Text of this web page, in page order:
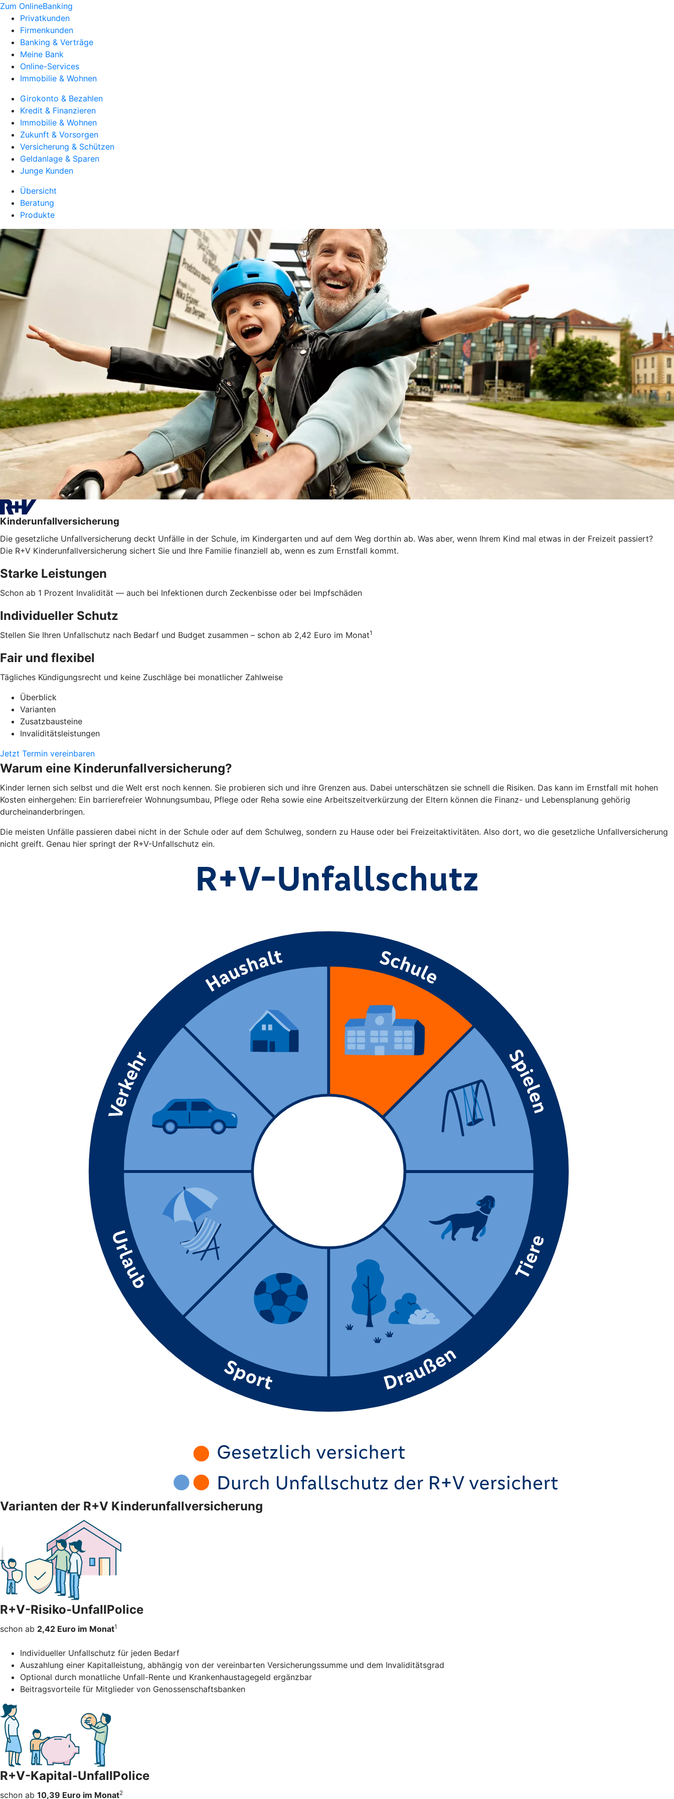
Zum OnlineBanking
Privatkunden
Firmenkunden
Banking & Verträge
Meine Bank
Online-Services
Immobilie & Wohnen
Girokonto & Bezahlen
Kredit & Finanzieren
Immobilie & Wohnen
Zukunft & Vorsorgen
Versicherung & Schützen
Geldanlage & Sparen
Junge Kunden
Übersicht
Beratung
Produkte
Kinderunfallversicherung
Die gesetzliche Unfallversicherung deckt Unfälle in der Schule, im Kindergarten und auf dem Weg dorthin ab. Was aber, wenn Ihrem Kind mal etwas in der Freizeit passiert?
Die R+V Kinderunfallversicherung sichert Sie und Ihre Familie finanziell ab, wenn es zum Ernstfall kommt.
Starke Leistungen
Schon ab 1 Prozent Invalidität — auch bei Infektionen durch Zeckenbisse oder bei Impfschäden
Individueller Schutz
Stellen Sie Ihren Unfallschutz nach Bedarf und Budget zusammen – schon ab 2,42 Euro im Monat1
Fair und flexibel
Tägliches Kündigungsrecht und keine Zuschläge bei monatlicher Zahlweise
Überblick
Varianten
Zusatzbausteine
Invaliditätsleistungen
Jetzt Termin vereinbaren
Warum eine Kinderunfallversicherung?
Kinder lernen sich selbst und die Welt erst noch kennen. Sie probieren sich und ihre Grenzen aus. Dabei unterschätzen sie schnell die Risiken. Das kann im Ernstfall mit hohen
Kosten einhergehen: Ein barrierefreier Wohnungsumbau, Pflege oder Reha sowie eine Arbeitszeitverkürzung der Eltern können die Finanz- und Lebensplanung gehörig
durcheinanderbringen.
Die meisten Unfälle passieren dabei nicht in der Schule oder auf dem Schulweg, sondern zu Hause oder bei Freizeitaktivitäten. Also dort, wo die gesetzliche Unfallversicherung
nicht greift. Genau hier springt der R+V-Unfallschutz ein.
Varianten der R+V Kinderunfallversicherung
R+V-Risiko-UnfallPolice
schon ab 2,42 Euro im Monat1
Individueller Unfallschutz für jeden Bedarf
Auszahlung einer Kapitalleistung, abhängig von der vereinbarten Versicherungssumme und dem Invaliditätsgrad
Optional durch monatliche Unfall-Rente und Krankenhaustagegeld ergänzbar
Beitragsvorteile für Mitglieder von Genossenschaftsbanken
R+V-Kapital-UnfallPolice
schon ab 10,39 Euro im Monat2